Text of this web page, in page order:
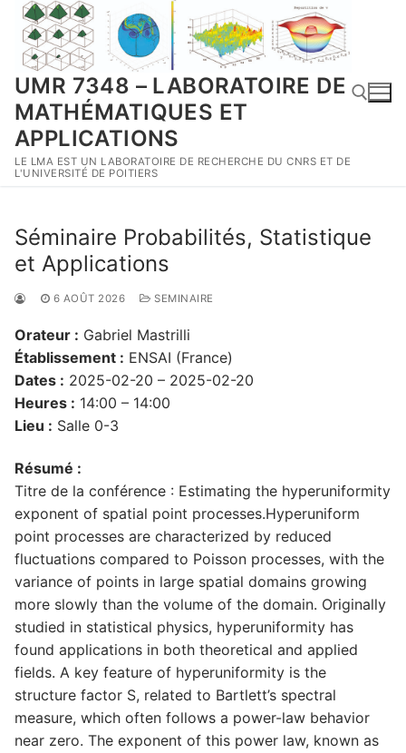
Aller
contenu
UMR 7348 – LABORATOIRE DE
MATHÉMATIQUES ET
APPLICATIONS
LE LMA EST UN LABORATOIRE DE RECHERCHE DU CNRS ET DE
L'UNIVERSITÉ DE POITIERS
Rechercher :
Séminaire Probabilités, Statistique
et Applications
6 AOÛT 2026 SEMINAIRE
Orateur : Gabriel Mastrilli
Établissement : ENSAI (France)
Dates : 2025-02-20 – 2025-02-20
Heures : 14:00 – 14:00
Lieu : Salle 0-3
Résumé :
Titre de la conférence : Estimating the hyperuniformity
exponent of spatial point processes.Hyperuniform
point processes are characterized by reduced
fluctuations compared to Poisson processes, with the
variance of points in large spatial domains growing
more slowly than the volume of the domain. Originally
studied in statistical physics, hyperuniformity has
found applications in both theoretical and applied
fields. A key feature of hyperuniformity is the
structure factor S, related to Bartlett’s spectral
measure, which often follows a power-law behavior
near zero. The exponent of this power law, known as